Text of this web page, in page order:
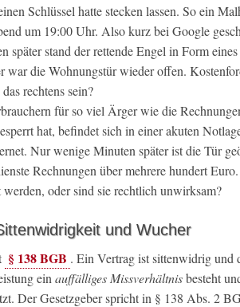
Schlüssel hatte stecken lassen. So ein
um 19:00 Uhr. Also kurz bei Google
später stand der rettende Engel in Form
war die Wohnungstür wieder offen.
rechtens sein?
für so viel Ärger wie die
hat, befindet sich in einer akuten
Nur wenige Minuten später ist die Tür
Rechnungen über mehrere hundert
oder sind sie rechtlich unwirksam?
und Wucher
§ 138 BGB . Ein Vertrag ist sittenwidrig und
ein auffälliges Missverhältnisbesteht
Der Gesetzgeber spricht in § 138 Abs. 2